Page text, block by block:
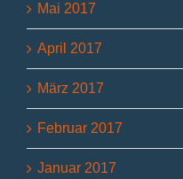
Mai 2017
April 2017
März 2017
Februar 2017
Januar 2017